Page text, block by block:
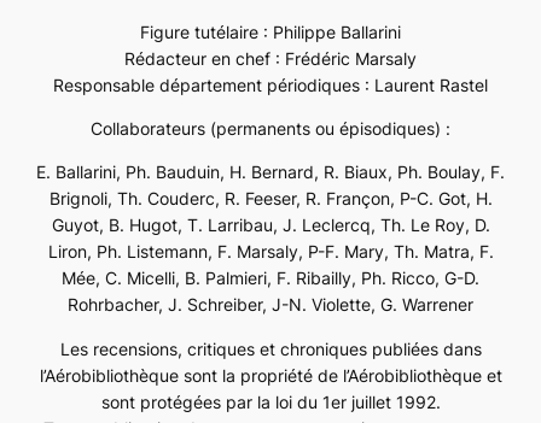
Figure tutélaire : Philippe Ballarini
Rédacteur en chef : Frédéric Marsaly
Responsable département périodiques : Laurent Rastel
Collaborateurs (permanents ou épisodiques) :
E. Ballarini, Ph. Bauduin, H. Bernard, R. Biaux, Ph. Boulay, F.
Brignoli, Th. Couderc, R. Feeser, R. Françon, P-C. Got, H.
Guyot, B. Hugot, T. Larribau, J. Leclercq, Th. Le Roy, D.
Liron, Ph. Listemann, F. Marsaly, P-F. Mary, Th. Matra, F.
Mée, C. Micelli, B. Palmieri, F. Ribailly, Ph. Ricco, G-D.
Rohrbacher, J. Schreiber, J-N. Violette, G. Warrener
Les recensions, critiques et chroniques publiées dans
l’Aérobibliothèque sont la propriété de l’Aérobibliothèque et
sont protégées par la loi du 1er juillet 1992.